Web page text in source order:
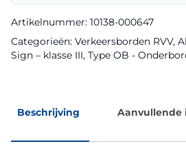
aantal
Artikelnummer: 10138-000647
Categorieën: Verkeersborden RVV,
Sign – klasse III, Type OB -
Beschrijving Aanvullende